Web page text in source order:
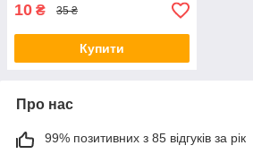
10 ₴ 35 ₴
Купити
Про нас
99% позитивних з 85 відгуків за рік